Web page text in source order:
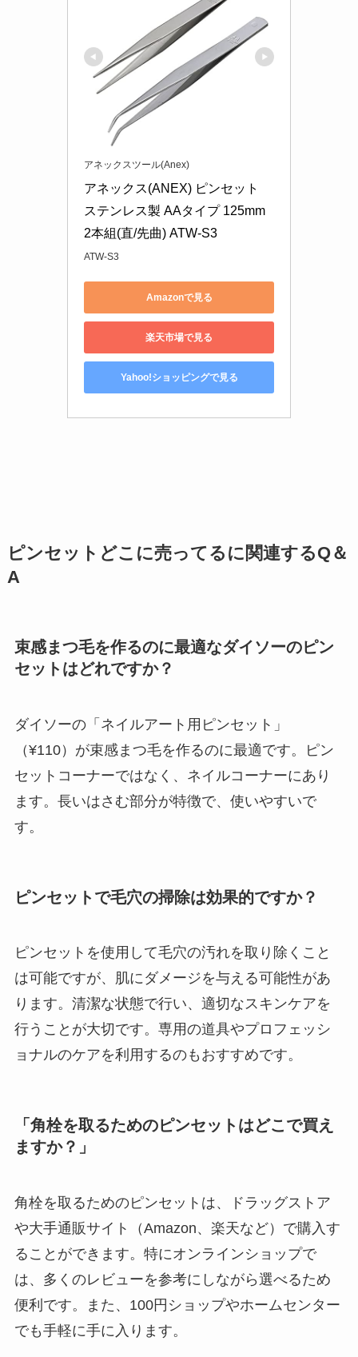
アネックスツール(Anex)
アネックス(ANEX) ピンセット
ステンレス製 AAタイプ 125mm
2本組(直/先曲) ATW-S3
ATW-S3
Amazonで見る
楽天市場で見る
Yahoo!ショッピングで見る
ピンセットどこに売ってるに関連するQ＆
A
束感まつ毛を作るのに最適なダイソーのピン
セットはどれですか？
ダイソーの「ネイルアート用ピンセット」
（¥110）が束感まつ毛を作るのに最適です。ピン
セットコーナーではなく、ネイルコーナーにあり
ます。長いはさむ部分が特徴で、使いやすいで
す。
ピンセットで毛穴の掃除は効果的ですか？
ピンセットを使用して毛穴の汚れを取り除くこと
は可能ですが、肌にダメージを与える可能性があ
ります。清潔な状態で行い、適切なスキンケアを
行うことが大切です。専用の道具やプロフェッシ
ョナルのケアを利用するのもおすすめです。
「角栓を取るためのピンセットはどこで買え
ますか？」
角栓を取るためのピンセットは、ドラッグストア
や大手通販サイト（Amazon、楽天など）で購入す
ることができます。特にオンラインショップで
は、多くのレビューを参考にしながら選べるため
便利です。また、100円ショップやホームセンター
でも手軽に手に入ります。